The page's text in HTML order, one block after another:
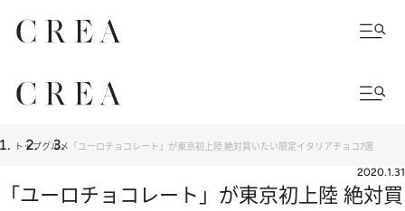
トップグルメ 「ユーロチョコレート」が東京初上陸 絶対買いたい限定イタリアチョコ7選
2020.1.31
「ユーロチョコレート」が東京初上陸 絶対買